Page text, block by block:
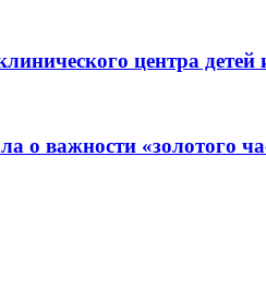
центра
о важности «золотого